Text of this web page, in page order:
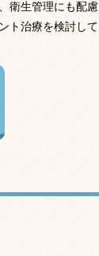
衛生管理にも配慮
ト治療を検討して